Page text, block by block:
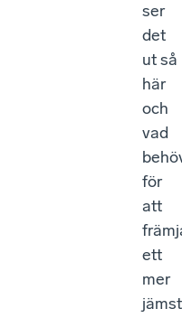
ser
det
ut så
här
och
vad
för
att
ett
mer